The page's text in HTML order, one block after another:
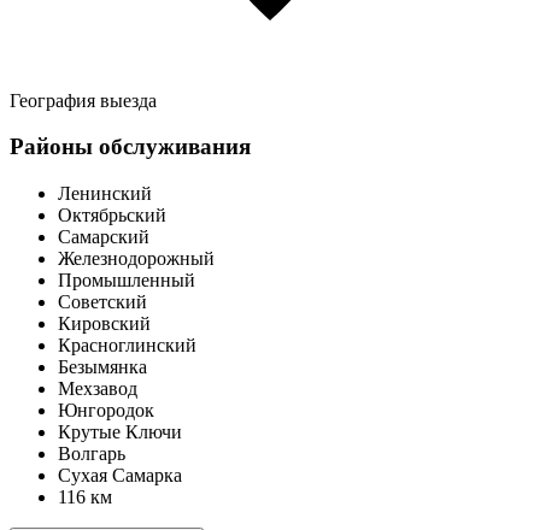
География выезда
Районы обслуживания
Ленинский
Октябрьский
Самарский
Железнодорожный
Промышленный
Советский
Кировский
Красноглинский
Безымянка
Мехзавод
Юнгородок
Крутые Ключи
Волгарь
Сухая Самарка
116 км